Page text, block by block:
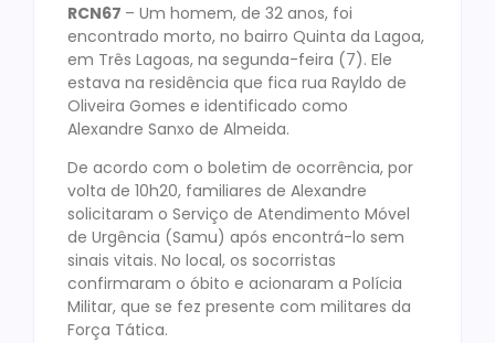
RCN67 – Um homem, de 32 anos, foi
encontrado morto, no bairro Quinta da Lagoa,
em Três Lagoas, na segunda-feira (7). Ele
estava na residência que fica rua Rayldo de
Oliveira Gomes e identificado como
Alexandre Sanxo de Almeida.
De acordo com o boletim de ocorrência, por
volta de 10h20, familiares de Alexandre
solicitaram o Serviço de Atendimento Móvel
de Urgência (Samu) após encontrá-lo sem
sinais vitais. No local, os socorristas
confirmaram o óbito e acionaram a Polícia
Militar, que se fez presente com militares da
Força Tática.